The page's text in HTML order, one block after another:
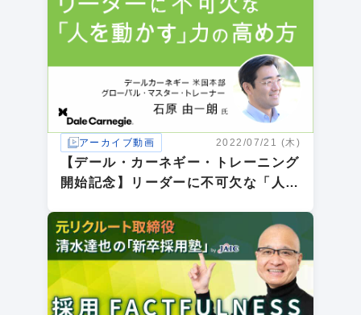
アーカイブ動画 2022/07/21 (木)
【デール・カーネギー・トレーニング
開始記念】リーダーに不可欠な「人を